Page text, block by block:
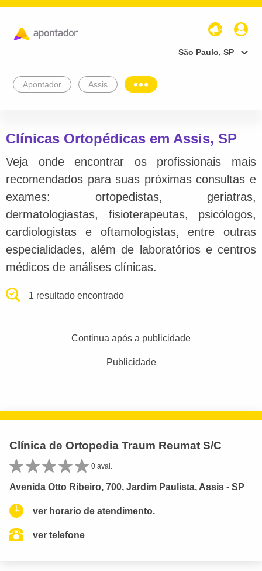
São Paulo, SP
Apontador Assis
Clínicas Ortopédicas em Assis, SP
Veja onde encontrar os profissionais mais
recomendados para suas próximas consultas e
exames: ortopedistas, geriatras,
dermatologiastas, fisioterapeutas, psicólogos,
cardiologistas e oftamologistas, entre outras
especialidades, além de laboratórios e centros
médicos de análises clínicas.
1 resultado encontrado
Continua após a publicidade
Publicidade
Clínica de Ortopedia Traum Reumat S/C
0 aval.
Avenida Otto Ribeiro, 700, Jardim Paulista, Assis - SP
ver horario de atendimento.
ver telefone